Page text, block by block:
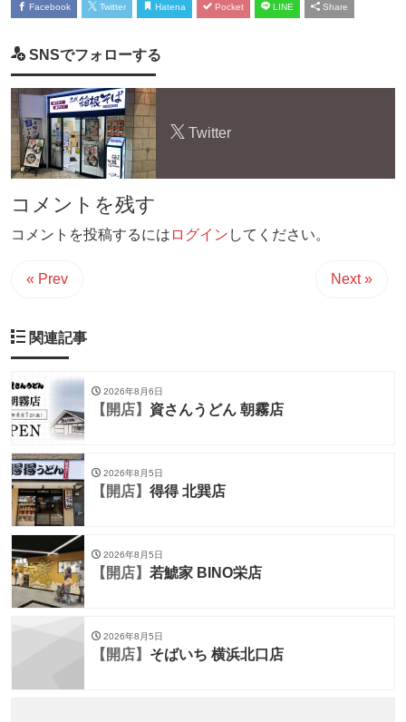
Facebook Twitter Hatena Pocket LINE Share
SNSでフォローする
Twitter
コメントを残す
コメントを投稿するには ログイン してください。
« Prev Next »
関連記事
2026年8月6日
【開店】 資さんうどん 朝霧店
2026年8月5日
【開店】 得得 北巽店
2026年8月5日
【開店】 若鯱家 BINO栄店
2026年8月5日
【開店】 そばいち 横浜北口店